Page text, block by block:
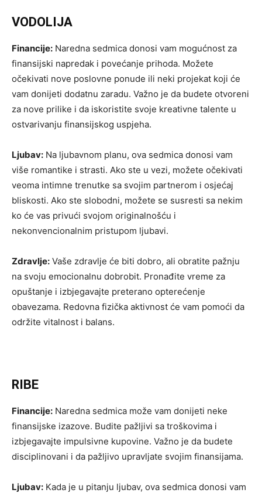
VODOLIJA
Financije: Naredna sedmica donosi vam mogućnost za
finansijski napredak i povećanje prihoda. Možete
očekivati nove poslovne ponude ili neki projekat koji će
vam donijeti dodatnu zaradu. Važno je da budete otvoreni
za nove prilike i da iskoristite svoje kreativne talente u
ostvarivanju finansijskog uspjeha.
Ljubav: Na ljubavnom planu, ova sedmica donosi vam
više romantike i strasti. Ako ste u vezi, možete očekivati
veoma intimne trenutke sa svojim partnerom i osjećaj
bliskosti. Ako ste slobodni, možete se susresti sa nekim
ko će vas privući svojom originalnošću i
nekonvencionalnim pristupom ljubavi.
Zdravlje: Vaše zdravlje će biti dobro, ali obratite pažnju
na svoju emocionalnu dobrobit. Pronađite vreme za
opuštanje i izbjegavajte preterano opterećenje
obavezama. Redovna fizička aktivnost će vam pomoći da
održite vitalnost i balans.
RIBE
Financije: Naredna sedmica može vam donijeti neke
finansijske izazove. Budite pažljivi sa troškovima i
izbjegavajte impulsivne kupovine. Važno je da budete
disciplinovani i da pažljivo upravljate svojim finansijama.
Ljubav: Kada je u pitanju ljubav, ova sedmica donosi vam